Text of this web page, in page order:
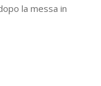
la messa in